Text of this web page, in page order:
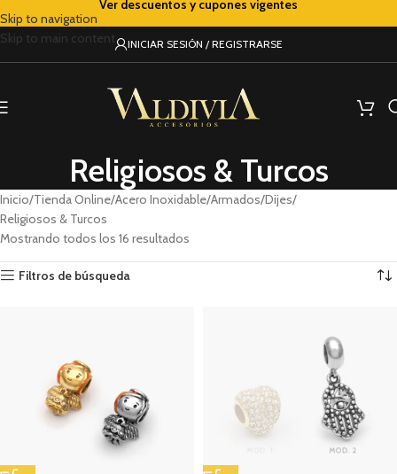
Skip to navigation
Skip to main content
Ver descuentos y cupones vigentes
INICIAR SESIÓN / REGISTRARSE
Religiosos & Turcos
Inicio Tienda Online Acero Inoxidable Armados Dijes
Religiosos & Turcos
Mostrando todos los 16 resultados
Filtros de búsqueda